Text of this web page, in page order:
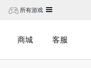
所有游戏
商城 客服